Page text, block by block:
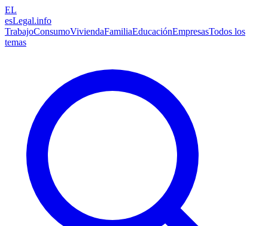
EL
esLegal.info
TrabajoConsumoViviendaFamiliaEducaciónEmpresasTodos los
temas